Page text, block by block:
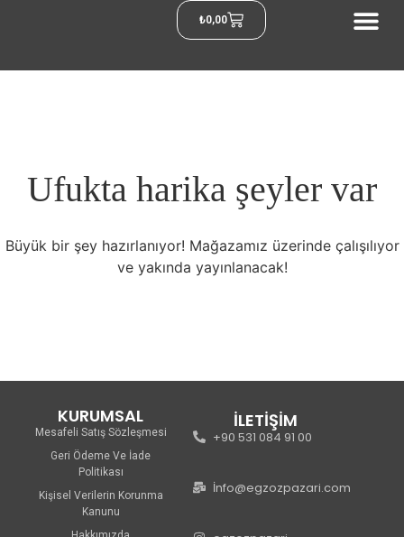
₺0,00
Ufukta harika şeyler var
Büyük bir şey hazırlanıyor! Mağazamız üzerinde çalışılıyor
ve yakında yayınlanacak!
KURUMSAL
Mesafeli Satış Sözleşmesi
Geri Ödeme Ve İade
Politikası
Kişisel Verilerin Korunma
Kanunu
İLETİŞİM
+90 531 084 91 00
İnfo@egzozpazari.com